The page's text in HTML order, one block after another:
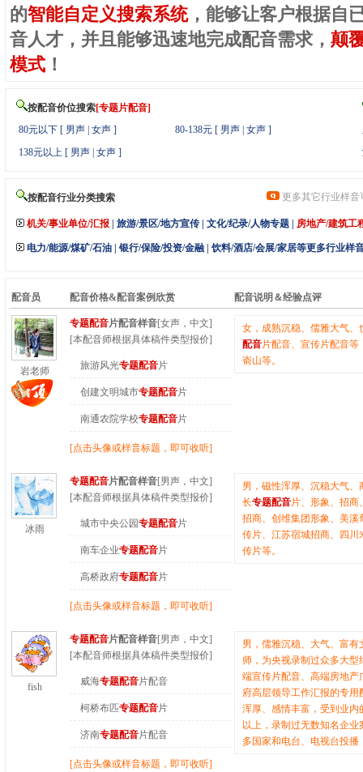
的智能自定义搜索系统，能够让客户根据自
音人才，并且能够迅速地完成配音需求， 颠
模式 ！
按配音价位搜索[专题片配音]
80元以下 [ 男声 女声 ] 80-138元 [ 男声 女声 ]
138元以上 [ 男声 女声 ]
按配音行业分类搜索 更多其它行业样音
机关/事业单位/汇报 旅游/景区/地方宣传 文化/纪录/人物专题 房地产/建筑工
电力/能源/煤矿/石油 银行/保险/投资/金融 饮料/酒店/会展/家居等更多行业样
配音员 配音价格&配音案例欣赏 配音说明＆经验点评
岩老师
专题配音片配音样音[女声，中文]
[本配音师根据具体稿件类型报价]
旅游风光专题配音片
创建文明城市专题配音片
南通农院学校专题配音片
[点击头像或样音标题，即可收听]
女，成熟沉稳、儒雅大气、
配音片配音、宣传片配音
嵛山等。
冰雨
专题配音片配音样音[男声，中文]
[本配音师根据具体稿件类型报价]
城市中央公园专题配音片
南车企业专题配音片
高桥政府专题配音片
[点击头像或样音标题，即可收听]
男，磁性浑厚、沉稳大气
长专题配音片、形象、招
招商、创维集团形象、美
传片、江苏宿城招商、四
传片等。
fish
专题配音片配音样音[男声，中文]
[本配音师根据具体稿件类型报价]
威海专题配音片配音
柯桥布匹专题配音片
济南专题配音片配音
[点击头像或样音标题，即可收听]
男，儒雅沉稳、大气、富
师，为央视录制过众多大型
端宣传片配音、高端房地
府高层领导工作汇报的专
浑厚、感情丰富，受到业内
以上，录制过无数知名企
多国家和电台、电视台投播